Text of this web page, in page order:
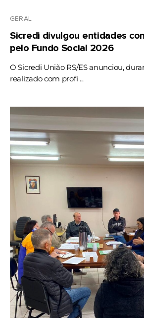
GERAL
Sicredi divulgou entidades
pelo Fundo Social 2026
O Sicredi União RS/ES anunciou,
realizado com profi ...